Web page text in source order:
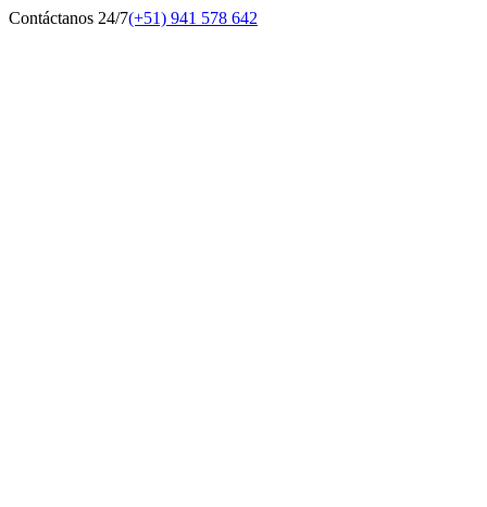
Contáctanos 24/7(+51) 941 578 642